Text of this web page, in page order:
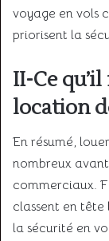
voyage en vols
priorisent la
II-Ce
location
En résumé,
nombreux
commerciaux.
classent en tête
la sécurité en